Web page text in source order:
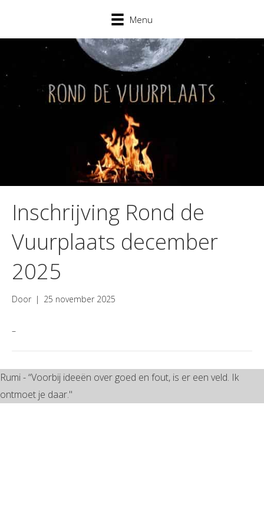
Menu
Inschrijving Rond de
Vuurplaats december
2025
Door | 25 november 2025
–
Rumi - “Voorbij ideeën over goed en fout, is er een veld. Ik
ontmoet je daar."